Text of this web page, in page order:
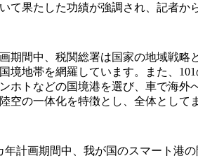
て果たした功績が強調され、記者か
期間中、税関総署は国家の地域戦
境地帯を網羅しています。また、
ホトなどの国境港を選び、車で海
空の一体化を特徴とし、全体として
年計画期間中、我が国のスマート港